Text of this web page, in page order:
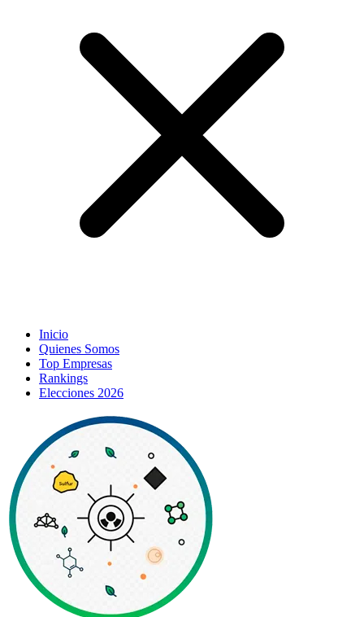
Inicio
Quienes Somos
Top Empresas
Rankings
Elecciones 2026